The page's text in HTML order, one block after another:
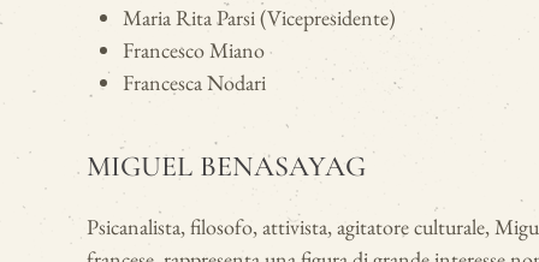
Maria Rita Parsi (Vicepresidente)
Francesco Miano
Francesca Nodari
MIGUEL BENASAYAG
Psicanalista, filosofo, attivista, agitatore culturale,